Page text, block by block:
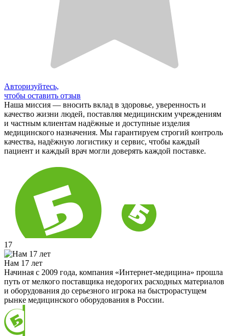
Авторизуйтесь,
чтобы оставить отзыв
Наша миссия — вносить вклад в здоровье, уверенность и
качество жизни людей, поставляя медицинским учреждениям
и частным клиентам надёжные и доступные изделия
медицинского назначения. Мы гарантируем строгий контроль
качества, надёжную логистику и сервис, чтобы каждый
пациент и каждый врач могли доверять каждой поставке.
17
Нам 17 лет
Начиная с 2009 года, компания «Интернет-медицина» прошла
путь от мелкого поставщика недорогих расходных материалов
и оборудования до серьезного игрока на быстрорастущем
рынке медицинского оборудования в России.